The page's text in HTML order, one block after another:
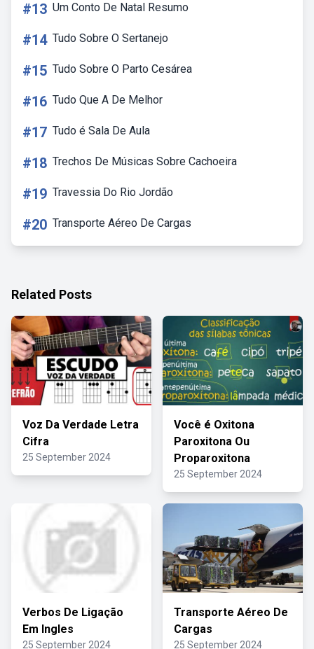
#13 Um Conto De Natal Resumo
#14 Tudo Sobre O Sertanejo
#15 Tudo Sobre O Parto Cesárea
#16 Tudo Que A De Melhor
#17 Tudo é Sala De Aula
#18 Trechos De Músicas Sobre Cachoeira
#19 Travessia Do Rio Jordão
#20 Transporte Aéreo De Cargas
Related Posts
Voz Da Verdade Letra
Cifra
25 September 2024
Você é Oxitona
Paroxitona Ou
Proparoxitona
25 September 2024
Verbos De Ligação
Em Ingles
25 September 2024
Transporte Aéreo De
Cargas
25 September 2024